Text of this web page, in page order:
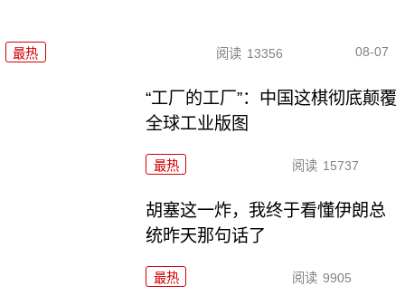
最热 阅读 13356 08-07
“工厂的工厂”：中国这棋彻底颠覆
全球工业版图
最热 阅读 15737
胡塞这一炸，我终于看懂伊朗总
统昨天那句话了
最热 阅读 9905